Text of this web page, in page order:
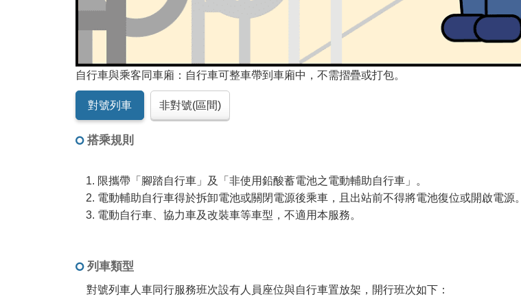
自行車與乘客同車廂：自行車可整車帶到車廂中，不需摺疊或打包。
對號列車 非對號(區間)
搭乘規則
限攜帶「腳踏自行車」及「非使用鉛酸蓄電池之電動輔助自行車」。
電動輔助自行車得於拆卸電池或關閉電源後乘車，且出站前不得將電池復位或開啟電源。
電動自行車、協力車及改裝車等車型，不適用本服務。
列車類型
對號列車人車同行服務班次設有人員座位與自行車置放架，開行班次如下：